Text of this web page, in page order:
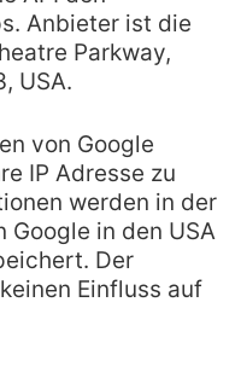
Anbieter ist die
Parkway,
USA.
von Google
IP Adresse zu
werden in der
Google in den USA
Der
Einfluss auf